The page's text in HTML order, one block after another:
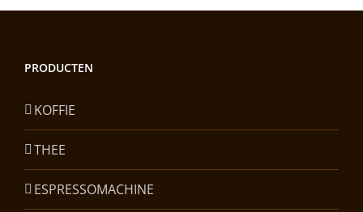
PRODUCTEN
KOFFIE
THEE
ESPRESSOMACHINE